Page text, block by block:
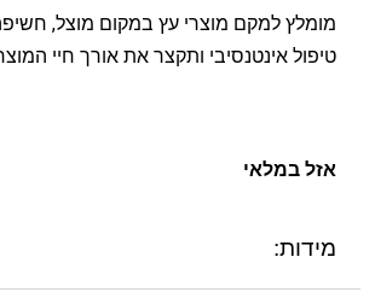
מומלץ למקם מוצרי עץ במקום מוצל,
טיפול אינטנסיבי ותקצר את אורך חיי
אזל במלאי
מידות: